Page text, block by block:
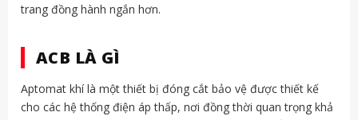
trang đồng hành ngắn hơn.
ACB LÀ GÌ
Aptomat khí là một thiết bị đóng cắt bảo vệ được thiết kế
cho các hệ thống điện áp thấp, nơi đồng thời quan trọng khả